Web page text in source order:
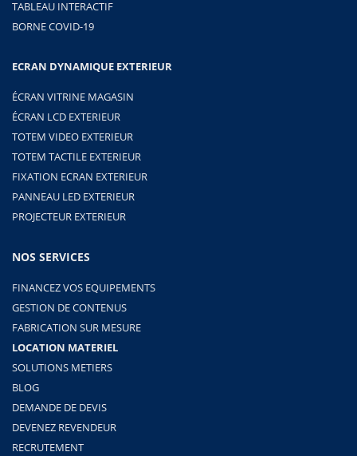
TABLEAU INTERACTIF
BORNE COVID-19
ECRAN DYNAMIQUE EXTERIEUR
ÉCRAN VITRINE MAGASIN
ÉCRAN LCD EXTERIEUR
TOTEM VIDEO EXTERIEUR
TOTEM TACTILE EXTERIEUR
FIXATION ECRAN EXTERIEUR
PANNEAU LED EXTERIEUR
PROJECTEUR EXTERIEUR
NOS SERVICES
FINANCEZ VOS EQUIPEMENTS
GESTION DE CONTENUS
FABRICATION SUR MESURE
LOCATION MATERIEL
SOLUTIONS METIERS
BLOG
DEMANDE DE DEVIS
DEVENEZ REVENDEUR
RECRUTEMENT